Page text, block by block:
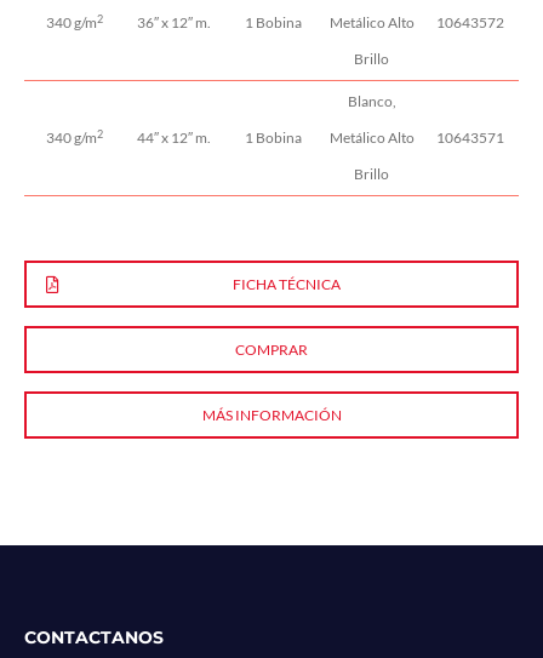
340 g/m2 36″ x 12″ m. 1 Bobina Metálico Alto
Brillo
10643572
340 g/m2 44″ x 12″ m. 1 Bobina
Blanco,
Metálico Alto
Brillo
10643571
FICHA TÉCNICA
COMPRAR
MÁS INFORMACIÓN
CONTACTANOS